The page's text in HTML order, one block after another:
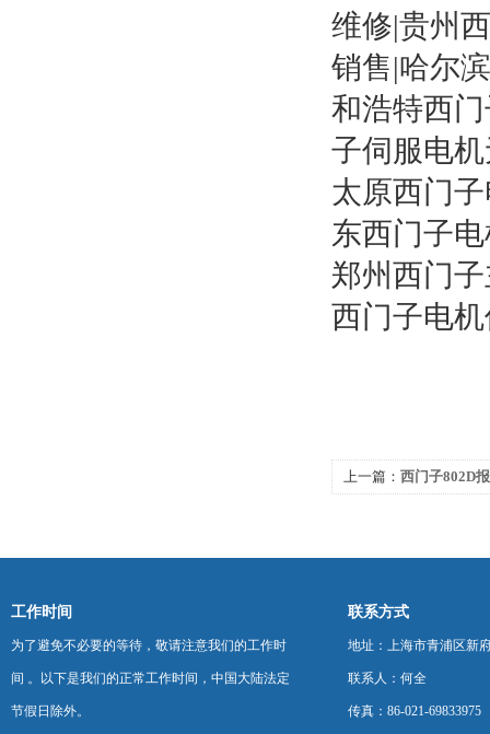
维修|贵州
销售|哈尔
和浩特西
子伺服电
太原西门
东西门子
郑州西门
西门子电
上一篇： 西门子802D
工作时间
为了避免不必要的等待，敬请注意我们的工作时
间 。以下是我们的正常工作时间，中国大陆法定
节假日除外。
联系方式
地址：上海市青浦区新
联系人：何全
传真：86-021-69833975